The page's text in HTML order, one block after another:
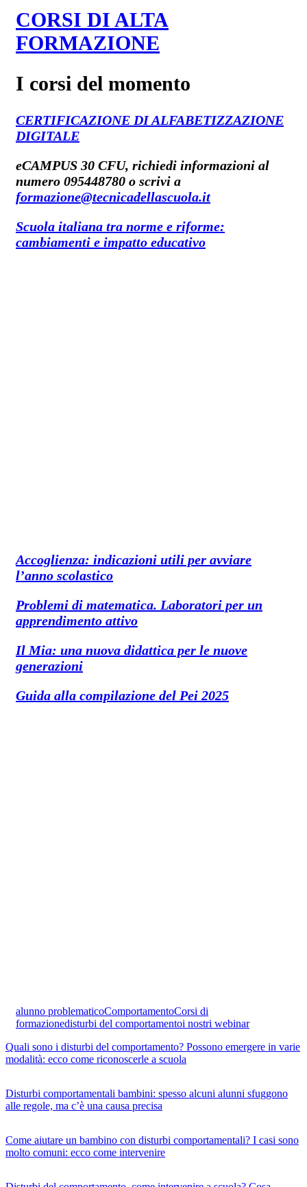
CORSI DI ALTA
FORMAZIONE
I corsi del momento
CERTIFICAZIONE DI ALFABETIZZAZIONE
DIGITALE
eCAMPUS 30 CFU, richiedi informazioni al
numero 095448780 o scrivi a
formazione@tecnicadellascuola.it
Scuola italiana tra norme e riforme:
cambiamenti e impatto educativo
Accoglienza: indicazioni utili per avviare
l’anno scolastico
Problemi di matematica. Laboratori per un
apprendimento attivo
Il Mia: una nuova didattica per le nuove
generazioni
Guida alla compilazione del Pei 2025
alunno problematicoComportamentoCorsi di
formazionedisturbi del comportamentoi nostri webinar
Quali sono i disturbi del comportamento? Possono emergere in varie
modalità: ecco come riconoscerle a scuola
Disturbi comportamentali bambini: spesso alcuni alunni sfuggono
alle regole, ma c’è una causa precisa
Come aiutare un bambino con disturbi comportamentali? I casi sono
molto comuni: ecco come intervenire